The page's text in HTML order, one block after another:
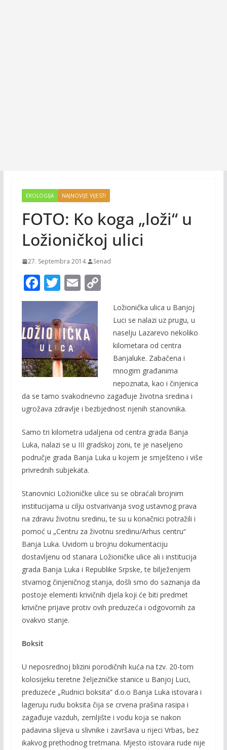
EKOLOGIJA NAJNOVIJE VIJESTI
FOTO: Ko koga „loži“ u
Ložioničkoj ulici
27. Septembra 2014. Senad
F
ac
b
o
o
k
T
w
itt
er
E
m
l
C
Li
Ložionička ulica u Banjoj
Luci se nalazi uz prugu, u
naselju Lazarevo nekoliko
kilometara od centra
Banjaluke. Zabačena i
mnogim građanima
nepoznata, kao i činjenica
da se tamo svakodnevno zagađuje životna sredina i
ugrožava zdravlje i bezbjednost njenih stanovnika.
Samo tri kilometra udaljena od centra grada Banja
Luka, nalazi se u III gradskoj zoni, te je naseljeno
područje grada Banja Luka u kojem je smješteno i više
privrednih subjekata.
Stanovnici Ložioničke ulice su se obraćali brojnim
institucijama u cilju ostvarivanja svog ustavnog prava
na zdravu životnu sredinu, te su u konačnici potražili i
pomoć u „Centru za životnu sredinu/Arhus centru“
Banja Luka. Uvidom u brojnu dokumentaciju
dostavljenu od stanara Ložioničke ulice ali i institucija
grada Banja Luka i Republike Srpske, te bilježenjem
stvarnog činjeničnog stanja, došli smo do saznanja da
postoje elementi krivičnih djela koji će biti predmet
krivične prijave protiv ovih preduzeća i odgovornih za
ovakvo stanje.
Boksit
U neposrednoj blizini porodičnih kuća na tzv. 20-tom
kolosijeku teretne željezničke stanice u Banjoj Luci,
preduzeće „Rudnici boksita“ d.o.o Banja Luka istovara i
lageruju rudu boksita čija se crvena prašina rasipa i
zagađuje vazduh, zemljište i vodu koja se nakon
padavina slijeva u slivnike i završava u rijeci Vrbas, bez
ikakvog prethodnog tretmana. Mjesto istovara rude nije